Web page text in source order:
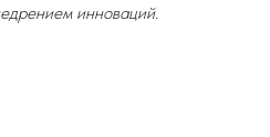
инноваций.